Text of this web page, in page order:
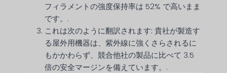
フィラメントの強度保持率は 52% で高いまま
です。.
これは次のように翻訳されます: 貴社が製造す
る屋外用機器は、紫外線に強くさらされるに
もかかわらず、競合他社の製品に比べて 3.5
倍の安全マージンを備えています。.